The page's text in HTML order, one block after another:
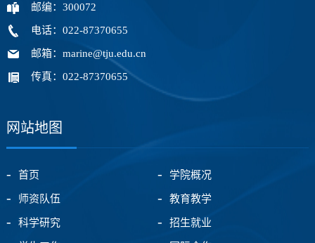
邮编：300072
电话：022-87370655
邮箱：marine@tju.edu.cn
传真：022-87370655
网站地图
首页 学院概况
师资队伍 教育教学
科学研究 招生就业